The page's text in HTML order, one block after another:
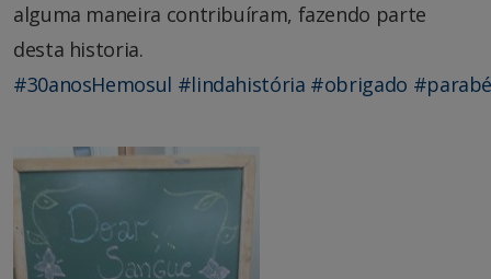
alguma maneira contribuíram, fazendo parte
desta historia.
#30anosHemosul #lindahistória #obrigado #